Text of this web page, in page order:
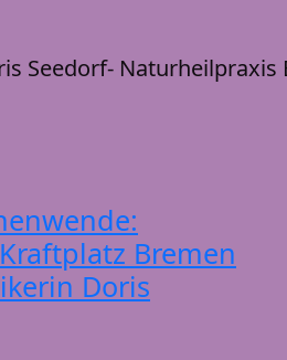
Bremen
Doris